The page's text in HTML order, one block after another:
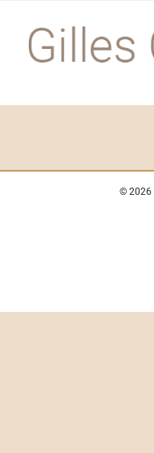
contenu
© 2026 |